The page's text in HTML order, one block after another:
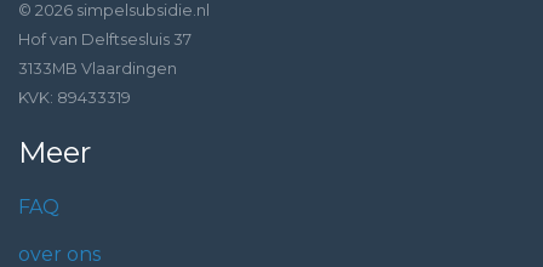
© 2026 simpelsubsidie.nl
Hof van Delftsesluis 37
3133MB Vlaardingen
KVK: 89433319
Meer
FAQ
over ons